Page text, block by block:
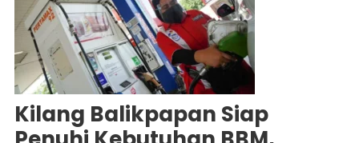
Kilang Balikpapan Siap